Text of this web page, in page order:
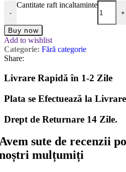
-
Cantitate raft incaltaminte
+
Buy now
Add to wishlist
Categorie: Fără categorie
Share:
Livrare Rapidă în 1-2 Zile
Plata se Efectuează la
Drept de Returnare 14 Zile.
sute de recenzii
mulțumiți